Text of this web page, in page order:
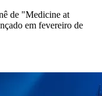
de "Medicine at
em fevereiro de